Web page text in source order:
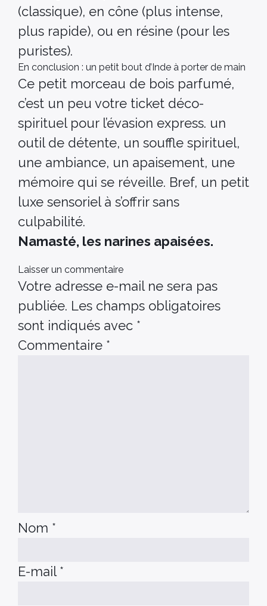
(classique), en cône (plus intense,
plus rapide), ou en résine (pour les
puristes).
En conclusion : un petit bout d’Inde à porter de main
Ce petit morceau de bois parfumé,
c’est un peu votre ticket déco-
spirituel pour l’évasion express. un
outil de détente, un souffle spirituel,
une ambiance, un apaisement, une
mémoire qui se réveille. Bref, un petit
luxe sensoriel à s’offrir sans
culpabilité.
Namasté, les narines apaisées.
Laisser un commentaire
Votre adresse e-mail ne sera pas
publiée. Les champs obligatoires
sont indiqués avec *
Commentaire *
Nom *
E-mail *